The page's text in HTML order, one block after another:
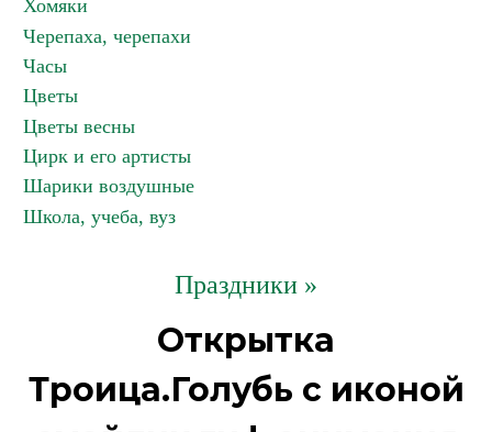
Хомяки
Черепаха, черепахи
Часы
Цветы
Цветы весны
Цирк и его артисты
Шарики воздушные
Школа, учеба, вуз
Праздники »
Открытка
Троица.Голубь с иконой